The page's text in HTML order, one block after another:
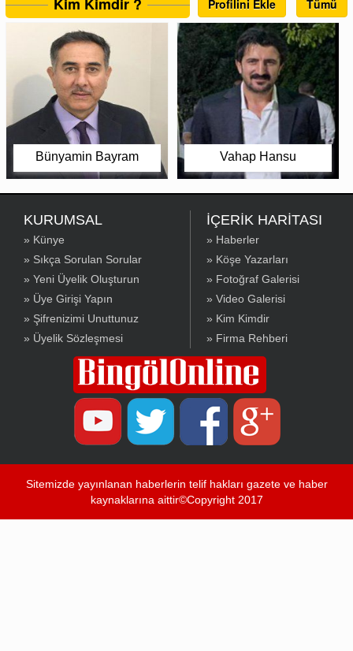
Profilini Ekle Tümü
Bünyamin Bayram Vahap Hansu
KURUMSAL
» Künye
» Sıkça Sorulan Sorular
» Yeni Üyelik Oluşturun
» Üye Girişi Yapın
» Şifrenizimi Unuttunuz
» Üyelik Sözleşmesi
İÇERİK HARİTASI
» Haberler
» Köşe Yazarları
» Fotoğraf Galerisi
» Video Galerisi
» Kim Kimdir
» Firma Rehberi
Sitemizde yayınlanan haberlerin telif hakları gazete ve haber
kaynaklarına aittir©Copyright 2017